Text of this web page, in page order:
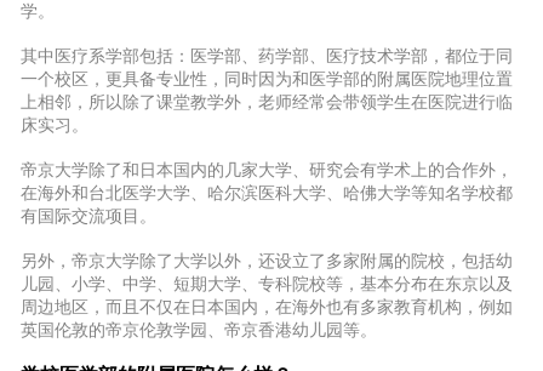
学。
其中医疗系学部包括：医学部、药学部、医疗技术学部，都位于同
一个校区，更具备专业性，同时因为和医学部的附属医院地理位置
上相邻，所以除了课堂教学外，老师经常会带领学生在医院进行临
床实习。
帝京大学除了和日本国内的几家大学、研究会有学术上的合作外，
在海外和台北医学大学、哈尔滨医科大学、哈佛大学等知名学校都
有国际交流项目。
另外，帝京大学除了大学以外，还设立了多家附属的院校，包括幼
儿园、小学、中学、短期大学、专科院校等，基本分布在东京以及
周边地区，而且不仅在日本国内，在海外也有多家教育机构，例如
英国伦敦的帝京伦敦学园、帝京香港幼儿园等。